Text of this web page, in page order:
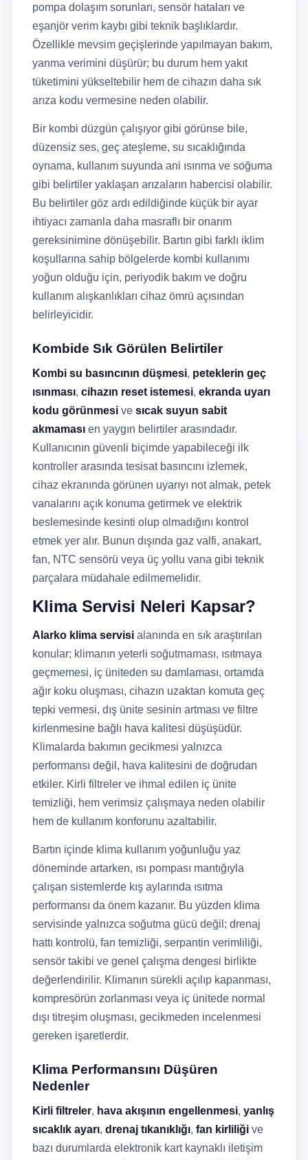
pompa dolaşım sorunları, sensör hataları ve
eşanjör verim kaybı gibi teknik başlıklardır.
Özellikle mevsim geçişlerinde yapılmayan bakım,
yanma verimini düşürür; bu durum hem yakıt
tüketimini yükseltebilir hem de cihazın daha sık
arıza kodu vermesine neden olabilir.
Bir kombi düzgün çalışıyor gibi görünse bile,
düzensiz ses, geç ateşleme, su sıcaklığında
oynama, kullanım suyunda ani ısınma ve soğuma
gibi belirtiler yaklaşan arızaların habercisi olabilir.
Bu belirtiler göz ardı edildiğinde küçük bir ayar
ihtiyacı zamanla daha masraflı bir onarım
gereksinimine dönüşebilir. Bartın gibi farklı iklim
koşullarına sahip bölgelerde kombi kullanımı
yoğun olduğu için, periyodik bakım ve doğru
kullanım alışkanlıkları cihaz ömrü açısından
belirleyicidir.
Kombide Sık Görülen Belirtiler
Kombi su basıncının düşmesi, peteklerin geç
ısınması, cihazın reset istemesi, ekranda uyarı
kodu görünmesi ve sıcak suyun sabit
akmaması en yaygın belirtiler arasındadır.
Kullanıcının güvenli biçimde yapabileceği ilk
kontroller arasında tesisat basıncını izlemek,
cihaz ekranında görünen uyarıyı not almak, petek
vanalarını açık konuma getirmek ve elektrik
beslemesinde kesinti olup olmadığını kontrol
etmek yer alır. Bunun dışında gaz valfi, anakart,
fan, NTC sensörü veya üç yollu vana gibi teknik
parçalara müdahale edilmemelidir.
Klima Servisi Neleri Kapsar?
Alarko klima servisi alanında en sık araştırılan
konular; klimanın yeterli soğutmaması, ısıtmaya
geçmemesi, iç üniteden su damlaması, ortamda
ağır koku oluşması, cihazın uzaktan komuta geç
tepki vermesi, dış ünite sesinin artması ve filtre
kirlenmesine bağlı hava kalitesi düşüşüdür.
Klimalarda bakımın gecikmesi yalnızca
performansı değil, hava kalitesini de doğrudan
etkiler. Kirli filtreler ve ihmal edilen iç ünite
temizliği, hem verimsiz çalışmaya neden olabilir
hem de kullanım konforunu azaltabilir.
Bartın içinde klima kullanım yoğunluğu yaz
döneminde artarken, ısı pompası mantığıyla
çalışan sistemlerde kış aylarında ısıtma
performansı da önem kazanır. Bu yüzden klima
servisinde yalnızca soğutma gücü değil; drenaj
hattı kontrolü, fan temizliği, serpantin verimliliği,
sensör takibi ve genel çalışma dengesi birlikte
değerlendirilir. Klimanın sürekli açılıp kapanması,
kompresörün zorlanması veya iç ünitede normal
dışı titreşim oluşması, gecikmeden incelenmesi
gereken işaretlerdir.
Klima Performansını Düşüren
Nedenler
Kirli filtreler, hava akışının engellenmesi, yanlış
sıcaklık ayarı, drenaj tıkanıklığı, fan kirliliği ve
bazı durumlarda elektronik kart kaynaklı iletişim